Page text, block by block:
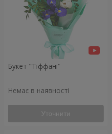
Букет "Тіффані"
Немає в наявності
Уточнити